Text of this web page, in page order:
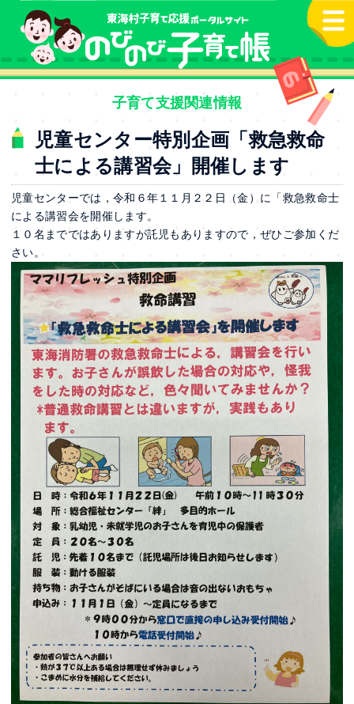
本文へ
子育て支援関連情報
児童センター特別企画「救急救命
士による講習会」開催します
児童センターでは，令和６年１１月２２日（金）に「救急救命士
による講習会を開催します。
１０名までではありますが託児もありますので，ぜひご参加くだ
さい。